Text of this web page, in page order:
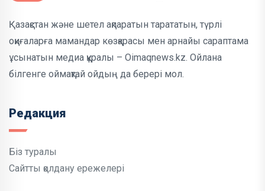
Қазақстан және шетел ақпаратын тарататын, түрлі
оқиғаларға мамандар көзқарасы мен арнайы сараптама
ұсынатын медиа құралы – Oimaqnews.kz. Ойлана
білгенге оймақтай ойдың да берері мол.
Редакция
Біз туралы
Сайтты қолдану ережелері